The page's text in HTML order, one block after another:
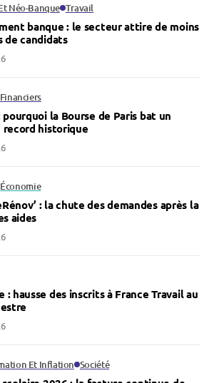
Néo-Banque Travail
banque : le secteur attire de moins
de candidats
pourquoi la Bourse de Paris bat un
record historique
Économie
: la chute des demandes après la
aides
: hausse des inscrits à France Travail au
Et Inflation Société